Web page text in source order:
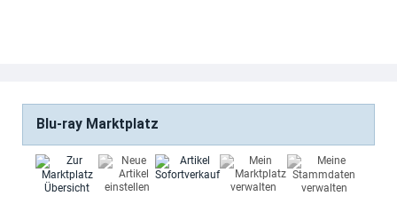
Blu-ray Marktplatz